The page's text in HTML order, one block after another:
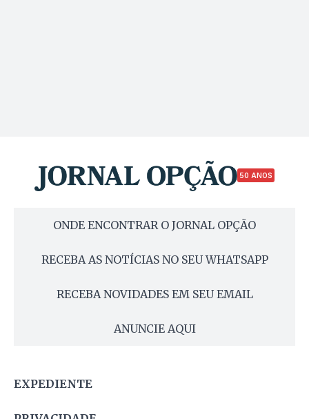
50 ANOS
ONDE ENCONTRAR O JORNAL OPÇÃO
RECEBA AS NOTÍCIAS NO SEU WHATSAPP
RECEBA NOVIDADES EM SEU EMAIL
ANUNCIE AQUI
EXPEDIENTE